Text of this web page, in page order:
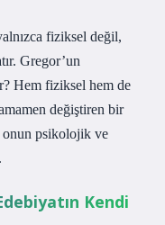
fiziksel değil,
Gregor’un
Hem fiziksel hem de
değiştiren bir
onun psikolojik ve
Kendi